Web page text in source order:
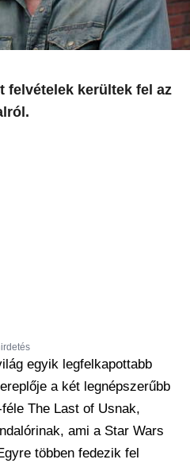
felvételek kerültek fel az
egyik legfelkapottabb
a két legnépszerűbb
The Last of Usnak,
ami a Star Wars
többen fedezik fel